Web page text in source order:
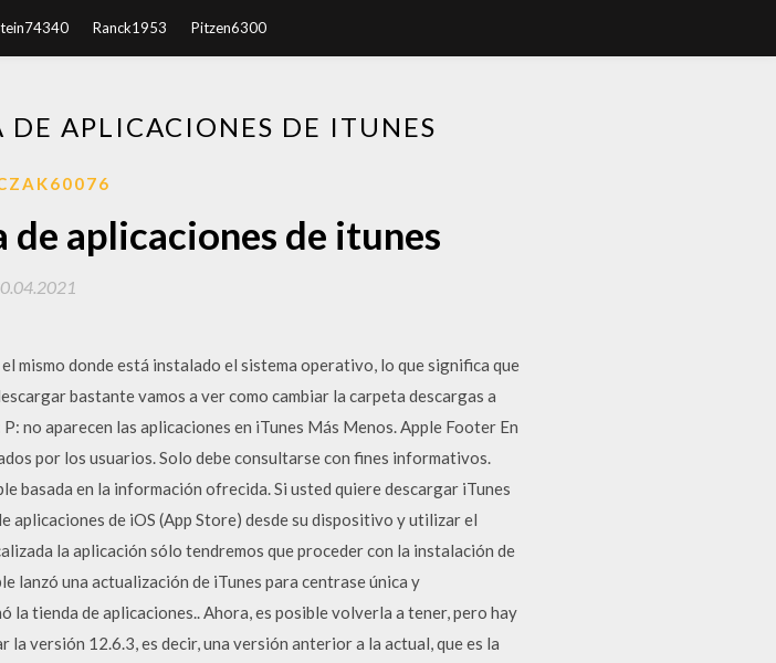
Ranck1953 Pitzen6300
APLICACIONES DE ITUNES
de aplicaciones de itunes
mismo donde está instalado el sistema operativo, lo que significa que
bastante vamos a ver como cambiar la carpeta descargas a
no aparecen las aplicaciones en iTunes Más Menos. Apple Footer En
por los usuarios. Solo debe consultarse con fines informativos.
basada en la información ofrecida. Si usted quiere descargar iTunes
aplicaciones de iOS (App Store) desde su dispositivo y utilizar el
la aplicación sólo tendremos que proceder con la instalación de
lanzó una actualización de iTunes para centrase única y
la tienda de aplicaciones.. Ahora, es posible volverla a tener, pero hay
versión 12.6.3, es decir, una versión anterior a la actual, que es la